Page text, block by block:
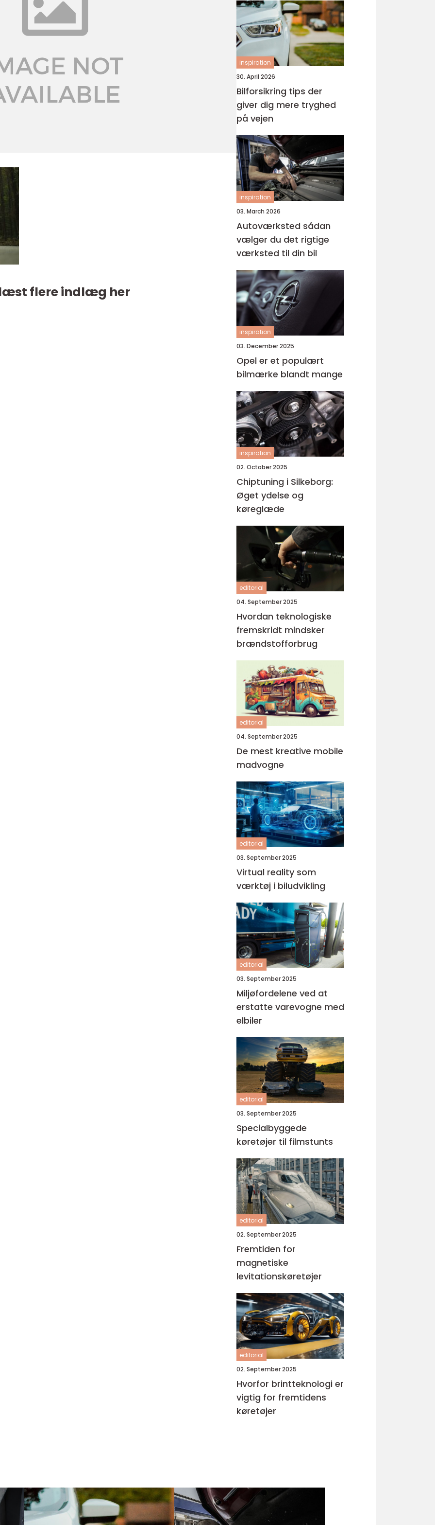
flere indlæg her
inspiration
30. April 2026
Bilforsikring tips der
giver dig mere tryghed
på vejen
inspiration
03. March 2026
Autoværksted sådan
vælger du det rigtige
værksted til din bil
inspiration
03. December 2025
Opel er et populært
bilmærke blandt mange
inspiration
02. October 2025
Chiptuning i Silkeborg:
Øget ydelse og
køreglæde
editorial
04. September 2025
Hvordan teknologiske
fremskridt mindsker
brændstofforbrug
editorial
04. September 2025
De mest kreative mobile
madvogne
editorial
03. September 2025
Virtual reality som
værktøj i biludvikling
editorial
03. September 2025
Miljøfordelene ved at
erstatte varevogne med
elbiler
editorial
03. September 2025
Specialbyggede
køretøjer til filmstunts
editorial
02. September 2025
Fremtiden for
magnetiske
levitationskøretøjer
editorial
02. September 2025
Hvorfor brintteknologi er
vigtig for fremtidens
køretøjer